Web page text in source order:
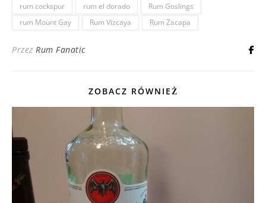
rum cockspur
rum el dorado
Rum Goslings
rum Mount Gay
Rum Vizcaya Rum Zacapa
Przez Rum Fanatic
ZOBACZ RÓWNIEŻ